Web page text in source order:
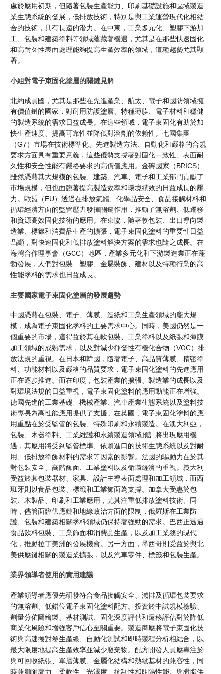
處於應用初期，但隨著包裝生產能力、印刷基礎設施和區域製造
業生態系統的發展，低排放技術，特別是與工業運營現代化相結
合的技術，具有長遠的潛力。在中東，工業多元化、塑膠下游加
工、包裝和建築塗料等領域蘊藏著機遇，尤其是在那些快速固化
和高耐久性表面處理能夠提高生產效率的領域，這種趨勢尤其顯
著。
小組對電子束固化塗層的關鍵見解
北約成員國，尤其是那些在先進產業、航太、電子和國防領域擁
有價值鏈的國家，對耐用防護塗層、特種薄膜、電子材料和穩健
的製造系統的需求日益成長。在這些領域，電子束固化有助於加
快生產速度、提高可靠性並降低對溶劑的依賴性。七國集團
（G7）市場在技術標準化、先進製造方法、自動化和嚴格的合規
要求方面具有重要意義，這些優勢支撐著對固化一致性、表面耐
久性和安全性能有嚴格要求的高價值應用。金磚國家（BRICS）
雖然憑藉其大規模的包裝、建築、汽車、電子和工業部門貢獻了
市場規模，但也面臨著提高製造效率和環境績效的日益成長的壓
力。歐盟（EU）透過在排放氣體、化學品安全、食品接觸材料和
循環經濟方面的監管壓力發揮關鍵作用，推動了無溶劑、低遷移
和資源高效固化技術的應用。在東協，隨著軟包裝、出口導向製
造業、標籤和消費品生產的擴張，電子束固化塗料的重要性日益
凸顯，對快速固化和低排放塗料解決方案的需求也隨之成長。在
海灣合作理事會（GCC）地區，產業多元化和下游製造業正在蓬
勃發展，人們對包裝、塑膠、金屬裝飾、建材以及特種行業的高
性能塗料的需求也日益成長。
主要國家電子束固化塗層的發展趨勢
中國憑藉在包裝、電子、薄膜、造紙和工業生產領域的龐大規
模，成為電子束固化塗料的主要需求中心。同時，美國仍然是一
個重要的市場，這得益於其在軟包裝、工業塗料以及紙張和薄膜
加工領域的成熟需求，以及對減少揮發性有機化合物（VOC）排
放法規的重視。在日本和韓國，隨著電子、高品質薄膜、精密塗
料、功能材料以及嚴格的品質要求，電子束固化塗料的先進應用
正在逐步推進。而在印度，包裝產業的擴張、製造業的成長以及
對環境法規的日益重視，電子束固化塗料的應用動能正在增強。
德國先進的工業基礎、機械產業、汽車產業生態系統以及塗料技
術專長為高性能應用提供了支援。在英國，電子束固化塗料的應
用重點在於受監管的包裝、特殊印刷和永續製造。在澳大利亞，
包裝、木器塗料、工業維護和永續製造領域預計將出現應用機
遇，其應用將受到監管標準、依賴進口的技術生態系統以及對耐
用、低排放塗飾材料的需求等因素的影響。法國的驅動力在於其
對包裝安全、高階飾面、工業塗料以及循環經濟的重視。義大利
受益於其包裝器材、家具、設計主導表面處理和加工領域，而西
班牙則以食品包裝、標籤和工業飾面為支撐。加拿大受惠於包
裝、木製品、印刷和工業應用，尤其注重低排放塗料技術。同
時，儘管面臨供應鏈和地緣政治方面的限制，俄羅斯在工業防
護、包裝和建築相關塗料領域仍保持著強勁的需求。巴西正透過
食品飲料包裝、工業飾面和消費品生產，以及加工業務的現代
化，推動拉丁美洲的發展機會。另一方面，墨西哥則受益於與北
美供應鏈相關的製造業擴張，以及汽車零件、標籤和包裝生產。
業界領導者使用的實用建議
產業領導者應優先研發符合食品接觸安全、減排及循環包裝要求
的無溶劑、低錯位電子束固化塗料配方。投資於中試規模檢驗、
劑量分佈圖繪製、基材測試、固化深度評估和遷移評估對於降低
商業化風險和增強客戶信心至關重要。製造商應將電子束固化技
術與高速捲對卷生產線、自動化測試和即時製程分析相結合，以
最大限度地提高生產效率並減少廢棄物。配方開發人員應專注於
與可回收紙張、單層薄膜、金屬化結構和熱敏基材的兼容性，同
時兼顧附著力、柔軟性、光澤度、抗刮性和阻隔性能。與樹脂供